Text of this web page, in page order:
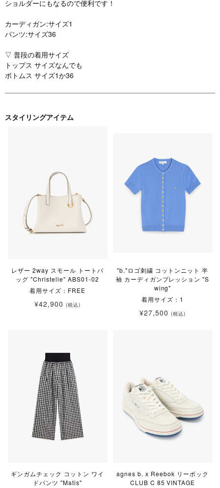
ショルダーにもなるので便利です！
カーディガン:サイズ1
パンツ:サイズ36
▽ 普段の着用サイズ
トップス サイズなんでも
ボトムス サイズ1か36
スタイリングアイテム
レザー 2way スモール トートバ
ッグ "Christelle" ABS01-02
着用サイズ：FREE
¥42,900 (税込)
"b."ロゴ刺繍 コットンニット 半
袖 カーディガンプレッション "S
wing"
着用サイズ：1
¥27,500 (税込)
ギンガムチェック コットン ワイ
ドパンツ "Matis"
agnes b. x Reebok リーボック
CLUB C 85 VINTAGE